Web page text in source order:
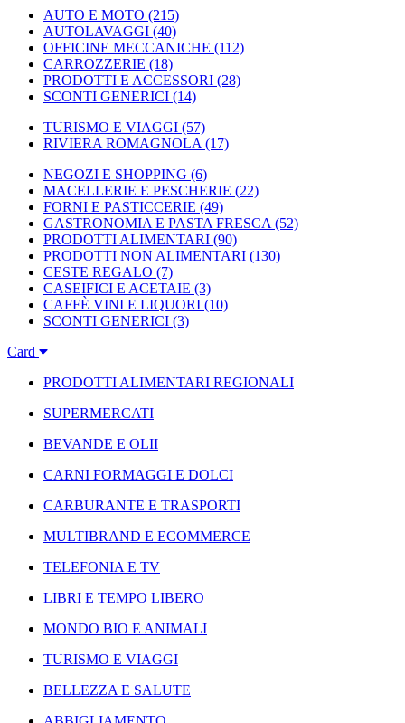
AUTO E MOTO (215)
AUTOLAVAGGI (40)
OFFICINE MECCANICHE (112)
CARROZZERIE (18)
PRODOTTI E ACCESSORI (28)
SCONTI GENERICI (14)
TURISMO E VIAGGI (57)
RIVIERA ROMAGNOLA (17)
NEGOZI E SHOPPING (6)
MACELLERIE E PESCHERIE (22)
FORNI E PASTICCERIE (49)
GASTRONOMIA E PASTA FRESCA (52)
PRODOTTI ALIMENTARI (90)
PRODOTTI NON ALIMENTARI (130)
CESTE REGALO (7)
CASEIFICI E ACETAIE (3)
CAFFÈ VINI E LIQUORI (10)
SCONTI GENERICI (3)
Card
PRODOTTI ALIMENTARI REGIONALI
SUPERMERCATI
BEVANDE E OLII
CARNI FORMAGGI E DOLCI
CARBURANTE E TRASPORTI
MULTIBRAND E ECOMMERCE
TELEFONIA E TV
LIBRI E TEMPO LIBERO
MONDO BIO E ANIMALI
TURISMO E VIAGGI
BELLEZZA E SALUTE